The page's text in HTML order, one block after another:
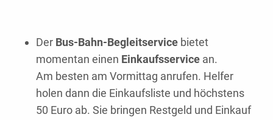
Der Bus-Bahn-Begleitservicebietet
momentan einen Einkaufsservicean.
Am besten am Vormittag anrufen. Helfer
holen dann die Einkaufsliste und höchstens
50 Euro ab. Sie bringen Restgeld und Einkauf